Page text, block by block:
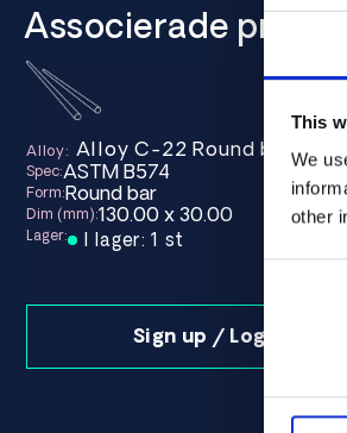
This
We
other
Selection
Associerade
Alloy: Alloy C-22 Round bar
Spec:ASTM B574
Form:Round bar
Dim (mm):130.00 x 30.00
Lager: I lager: 1 st
Sign up / Login